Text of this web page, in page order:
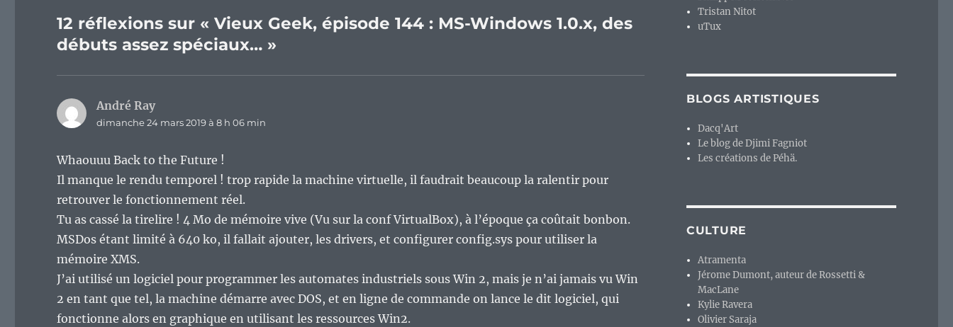
12 réflexions sur « Vieux Geek, épisode 144 : MS-Windows 1.0.x, des
débuts assez spéciaux… »
André Raydit :
dimanche 24 mars 2019 à 8 h 06 min
Whaouuu Back to the Future !
Il manque le rendu temporel ! trop rapide la machine virtuelle, il faudrait beaucoup la ralentir pour
retrouver le fonctionnement réel.
Tu as cassé la tirelire ! 4 Mo de mémoire vive (Vu sur la conf VirtualBox), à l’époque ça coûtait bonbon.
MSDos étant limité à 640 ko, il fallait ajouter, les drivers, et configurer config.sys pour utiliser la
mémoire XMS.
J’ai utilisé un logiciel pour programmer les automates industriels sous Win 2, mais je n’ai jamais vu Win
2 en tant que tel, la machine démarre avec DOS, et en ligne de commande on lance le dit logiciel, qui
fonctionne alors en graphique en utilisant les ressources Win2.
Tristan Nitot
uTux
BLOGS ARTISTIQUES
Dacq'Art
Le blog de Djimi Fagniot
Les créations de Péhä.
CULTURE
Atramenta
Jérome Dumont, auteur de Rossetti &
MacLane
Kylie Ravera
Olivier Saraja